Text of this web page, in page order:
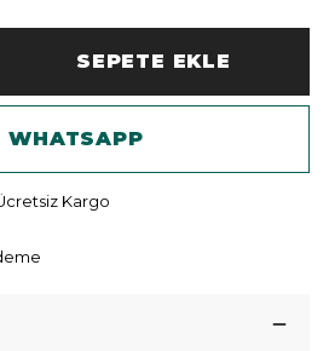
SEPETE EKLE
WHATSAPP
Kargo